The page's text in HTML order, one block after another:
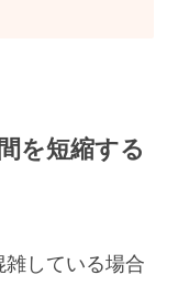
を短縮する
している場合